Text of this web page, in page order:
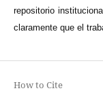
repositorio
claramente que el
How to Cite